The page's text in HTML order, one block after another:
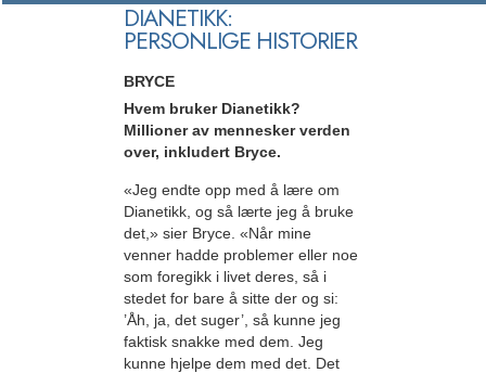
DIANETIKK:
PERSONLIGE HISTORIER
BRYCE
Hvem bruker Dianetikk?
Millioner av mennesker verden
over, inkludert Bryce.
«Jeg endte opp med å lære om
Dianetikk, og så lærte jeg å bruke
det,» sier Bryce. «Når mine
venner hadde problemer eller noe
som foregikk i livet deres, så i
stedet for bare å sitte der og si:
’Åh, ja, det suger’, så kunne jeg
faktisk snakke med dem. Jeg
kunne hjelpe dem med det. Det